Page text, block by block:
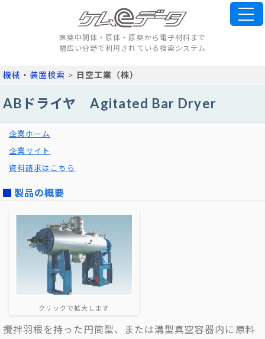
医薬中間体・原体・原薬から電子材料まで
幅広い分野で利用されている検索システム
機械・装置検索 > 日空工業（株）
ABドライヤ Agitated Bar Dryer
企業ホーム
企業サイト
資料請求はこちら
製品の概要
クリックで拡大します
攪拌羽根を持った円筒型、または溝型真空容器内に原料